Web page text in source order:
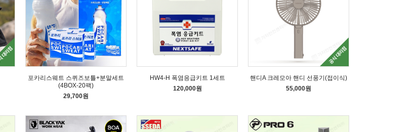
포카리스웨트 스퀴즈보틀+분말세트
(4BOX-20팩)
29,700원
HW4-H 폭염응급키트 1세트
120,000원
핸디A 크레모아 핸디 선풍기(접이식)
55,000원